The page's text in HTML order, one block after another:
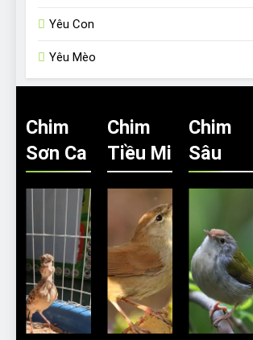
Yêu Con
Yêu Mèo
Chim
Sơn Ca
Chim
Tiều Mi
Chim
Sâu